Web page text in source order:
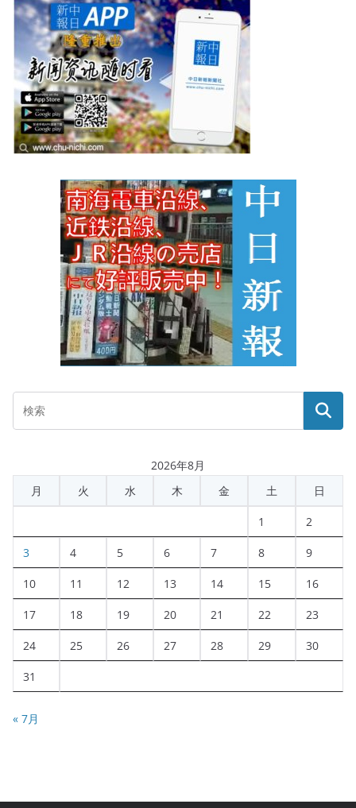
2026年8月
月
火 水 木 金 土 日
1 2
3 4 5 6 7 8 9
10 11 12 13 14 15 16
17 18 19 20 21 22 23
24 25 26 27 28 29 30
31
« 7月